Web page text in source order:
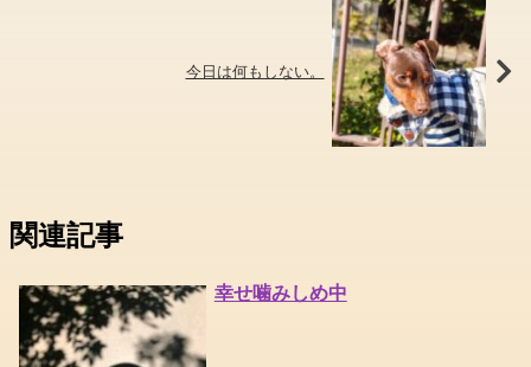
今日は何もしない。
関連記事
幸せ噛みしめ中